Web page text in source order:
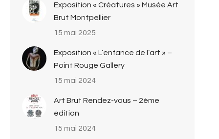
Exposition « Créatures » Musée Art
Brut Montpellier
15 mai 2025
Exposition « L’enfance de l’art » –
Point Rouge Gallery
15 mai 2024
Art Brut Rendez-vous – 2ème
édition
15 mai 2024